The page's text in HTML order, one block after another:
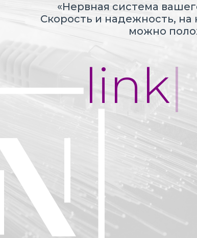
«Нервная система
Скорость и надежность, на
можно
link|